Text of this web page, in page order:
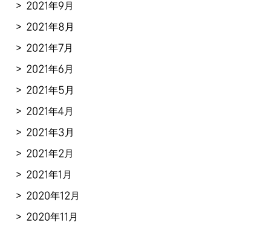
2021年9月
2021年8月
2021年7月
2021年6月
2021年5月
2021年4月
2021年3月
2021年2月
2021年1月
2020年12月
2020年11月